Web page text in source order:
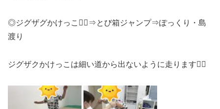
◎ジグザグかけっこ🏃‍♂️⇒とび箱ジャンプ⇒ぽっくり・島
渡り
ジグザクかけっこは細い道から出ないように走ります🏃‍♂️